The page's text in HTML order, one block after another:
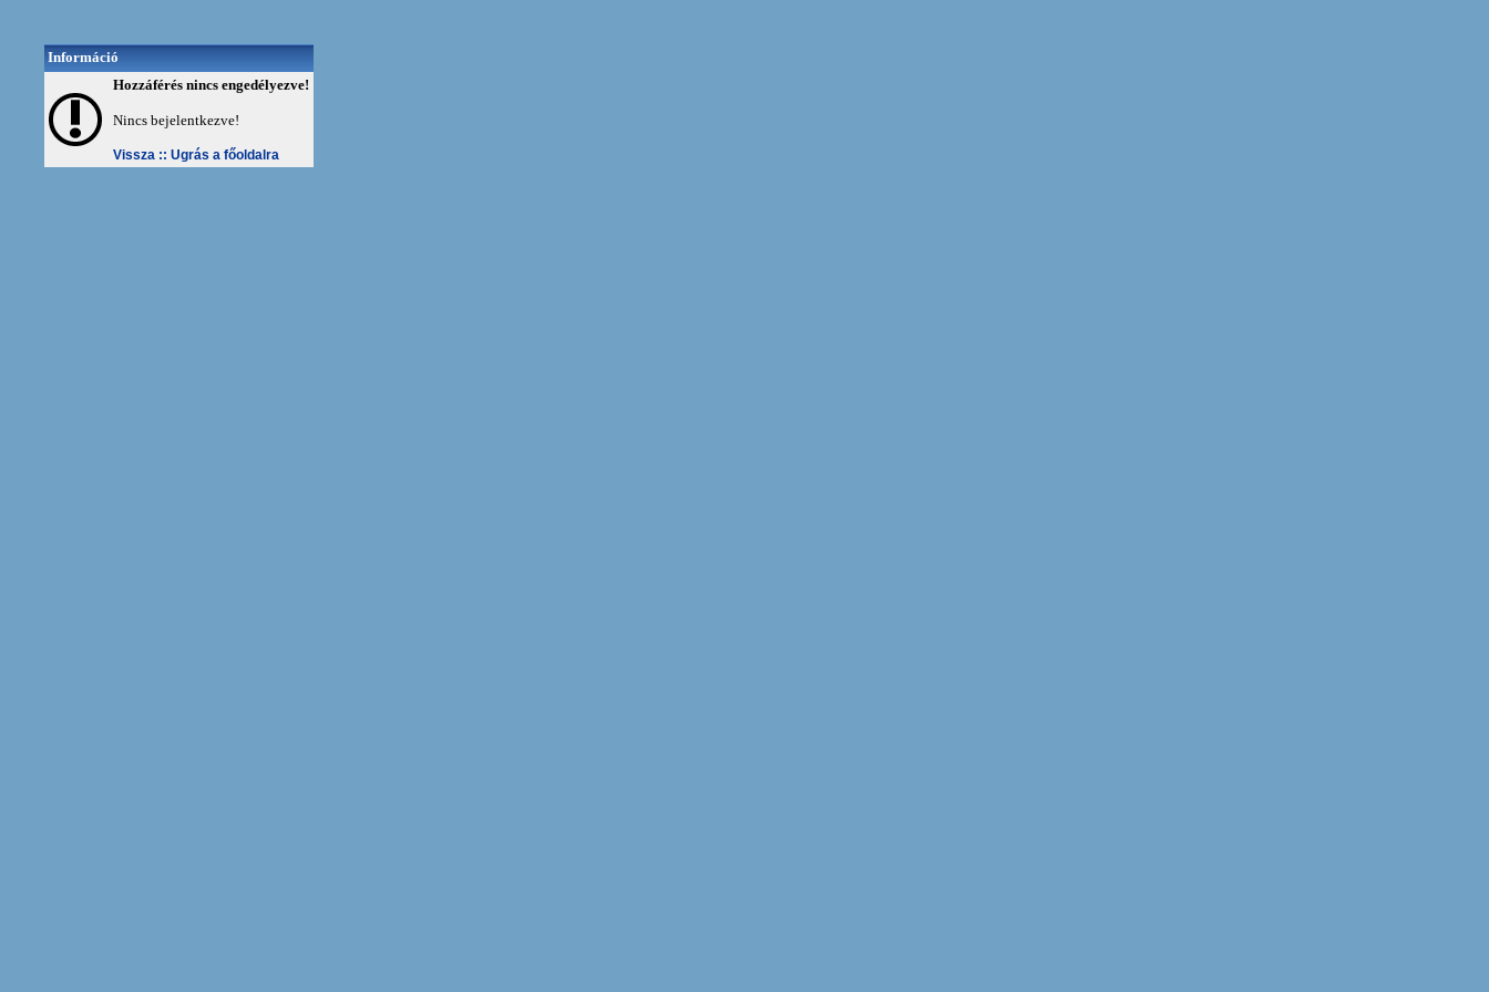
Információ
Hozzáférés nincs engedélyezve!
Nincs bejelentkezve!
Vissza :: Ugrás a főoldalra